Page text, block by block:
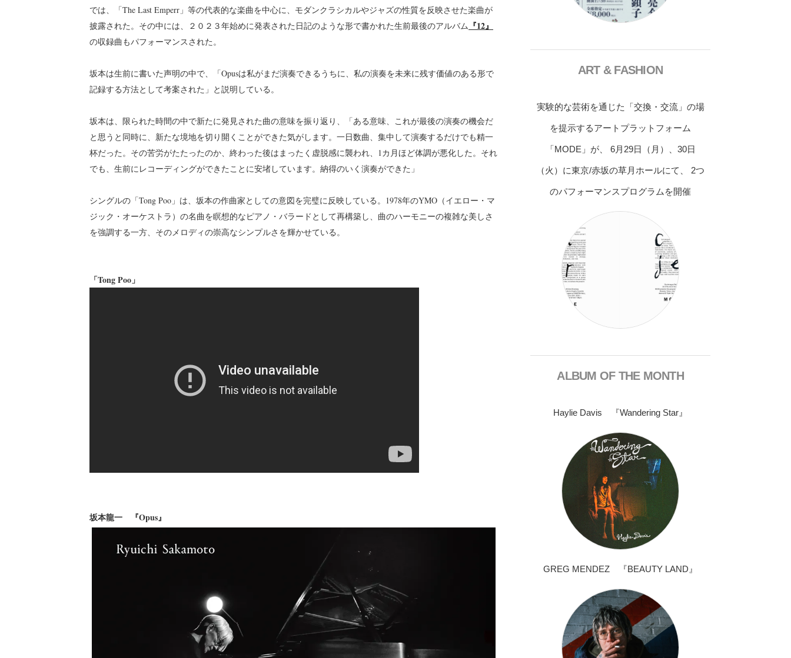
では、「The Last Emperr」等の代表的な楽曲を中心に、モダンクラシカルやジャズの性質を反映させた楽曲が
披露された。その中には、２０２３年始めに発表された日記のような形で書かれた生前最後のアルバム 『12』
の収録曲もパフォーマンスされた。
坂本は生前に書いた声明の中で、「Opusは私がまだ演奏できるうちに、私の演奏を未来に残す価値のある形で
記録する方法として考案された」と説明している。
坂本は、限られた時間の中で新たに発見された曲の意味を振り返り、「ある意味、これが最後の演奏の機会だ
と思うと同時に、新たな境地を切り開くことができた気がします。一日数曲、集中して演奏するだけでも精一
杯だった。その苦労がたたったのか、終わった後はまったく虚脱感に襲われ、1カ月ほど体調が悪化した。それ
でも、生前にレコーディングができたことに安堵しています。納得のいく演奏ができた」
シングルの「Tong Poo」は、坂本の作曲家としての意図を完璧に反映している。1978年のYMO（イエロー・マ
ジック・オーケストラ）の名曲を瞑想的なピアノ・バラードとして再構築し、曲のハーモニーの複雑な美しさ
を強調する一方、そのメロディの崇高なシンプルさを輝かせている。
「Tong Poo」
坂本龍一 『Opus』
ART & FASHION
実験的な芸術を通じた「交換・交流」の場
を提示するアートプラットフォーム
「MODE」が、 6月29日（月）、30日
（火）に東京/赤坂の草月ホールにて、 2つ
のパフォーマンスプログラムを開催
ALBUM OF THE MONTH
Haylie Davis 『Wandering Star』
GREG MENDEZ 『BEAUTY LAND』